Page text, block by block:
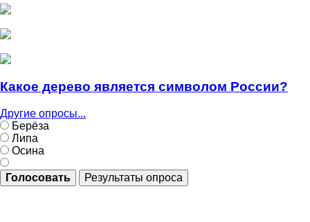
Какое дерево является символом России?
Другие опросы...
Берёза
Липа
Осина
Голосовать Результаты опроса